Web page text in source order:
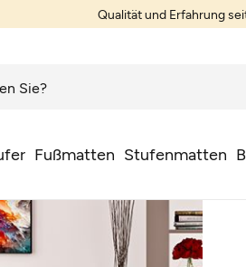
Qualität und Erfahrung
Fußmatten Stufenmatten